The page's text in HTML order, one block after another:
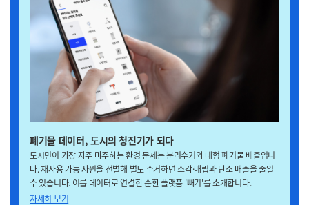
폐기물 데이터, 도시의 청진기가 되다
도시민이 가장 자주 마주하는 환경 문제는 분리수거와 대형 폐기물 배출입니
다. 재사용 가능 자원을 선별해 별도 수거하면 소각·매립과 탄소 배출을 줄일
수 있습니다. 이를 데이터로 연결한 순환 플랫폼 '빼기'를 소개합니다.
자세히 보기